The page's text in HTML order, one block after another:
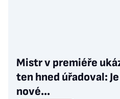
Mistr v premiéře
ten hned úřadoval:
nové…